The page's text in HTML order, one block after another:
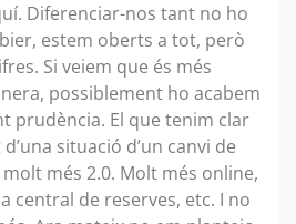
Diferenciar-nos tant no ho
estem oberts a tot, però
Si veiem que és més
possiblement ho acabem
prudència. El que tenim clar
situació d’un canvi de
més 2.0. Molt més online,
central de reserves, etc. I no